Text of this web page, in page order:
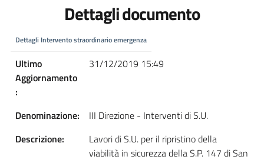
Dettagli documento
Dettagli Intervento straordinario emergenza
Ultimo
Aggiornamento
:
31/12/2019 15:49
Denominazione:
III Direzione - Interventi di S.U.
Descrizione:
Lavori di S.U. per il ripristino della
viabilità in sicurezza della S.P. 147 di San